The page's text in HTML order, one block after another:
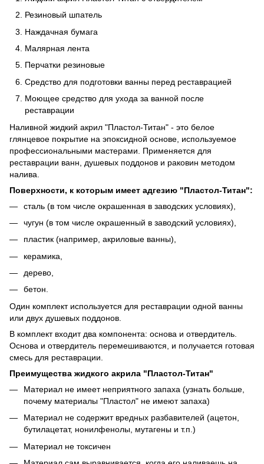
Резиновый шпатель
Наждачная бумага
Малярная лента
Перчатки резиновые
Средство для подготовки ванны перед реставрацией
Моющее средство для ухода за ванной после
реставрации
Наливной жидкий акрил "Пластол-Титан" - это белое
глянцевое покрытие на эпоксидной основе, используемое
профессиональными мастерами. Применяется для
реставрации ванн, душевых поддонов и раковин методом
налива.
Поверхности, к которым имеет адгезию "Пластол-Титан":
сталь (в том числе окрашенная в заводских условиях),
чугун (в том числе окрашенный в заводский условиях),
пластик (например, акриловые ванны),
керамика,
дерево,
бетон.
Один комплект используется для реставрации одной ванны
или двух душевых поддонов.
В комплект входит два компонента: основа и отвердитель.
Основа и отвердитель перемешиваются, и получается готовая
смесь для реставрации.
Преимущества жидкого акрила "Пластол-Титан"
Материал не имеет неприятного запаха (узнать больше,
почему материалы "Пластол" не имеют запаха)
Материал не содержит вредных разбавителей (ацетон,
бутилацетат, нонилфенолы, мутагены и т.п.)
Материал не токсичен